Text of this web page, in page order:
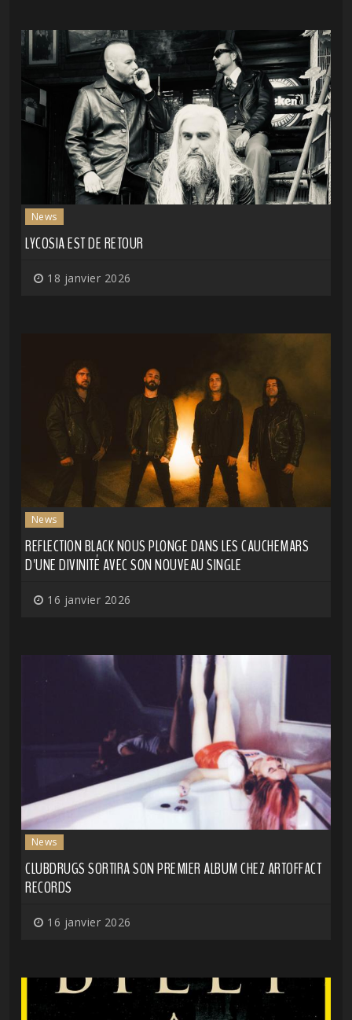
News
LYCOSIA EST DE RETOUR
18 janvier 2026
News
REFLECTION BLACK NOUS PLONGE DANS LES CAUCHEMARS
D'UNE DIVINITÉ AVEC SON NOUVEAU SINGLE
16 janvier 2026
News
CLUBDRUGS SORTIRA SON PREMIER ALBUM CHEZ ARTOFFACT
RECORDS
16 janvier 2026